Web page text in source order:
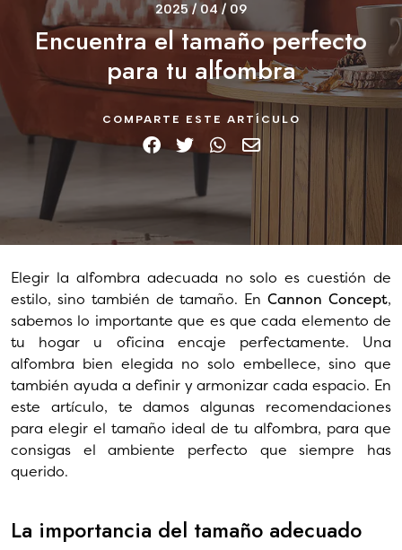
2025 / 04 / 09
Encuentra el tamaño perfecto
para tu alfombra
COMPARTE ESTE ARTÍCULO
Elegir la alfombra adecuada no solo es cuestión de
estilo, sino también de tamaño. EnCannon Concept,
sabemos lo importante que es que cada elemento de
tu hogar u oficina encaje perfectamente. Una
alfombra bien elegida no solo embellece, sino que
también ayuda a definir y armonizar cada espacio. En
este artículo, te damos algunas recomendaciones
para elegir el tamaño ideal de tu alfombra, para que
consigas el ambiente perfecto que siempre has
querido.
La importancia del tamaño adecuado